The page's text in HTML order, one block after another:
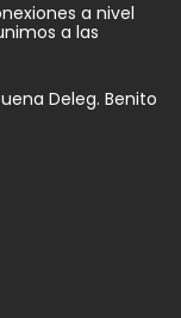
a nivel
a las
Deleg. Benito